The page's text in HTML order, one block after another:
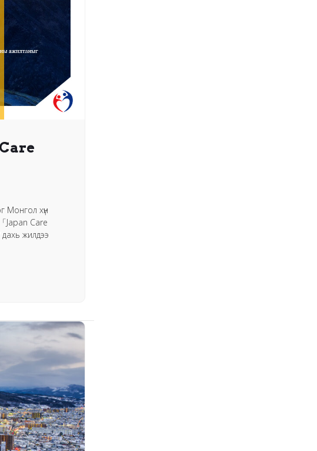
Care
Монгол хүн
Japan Care
жилдээ